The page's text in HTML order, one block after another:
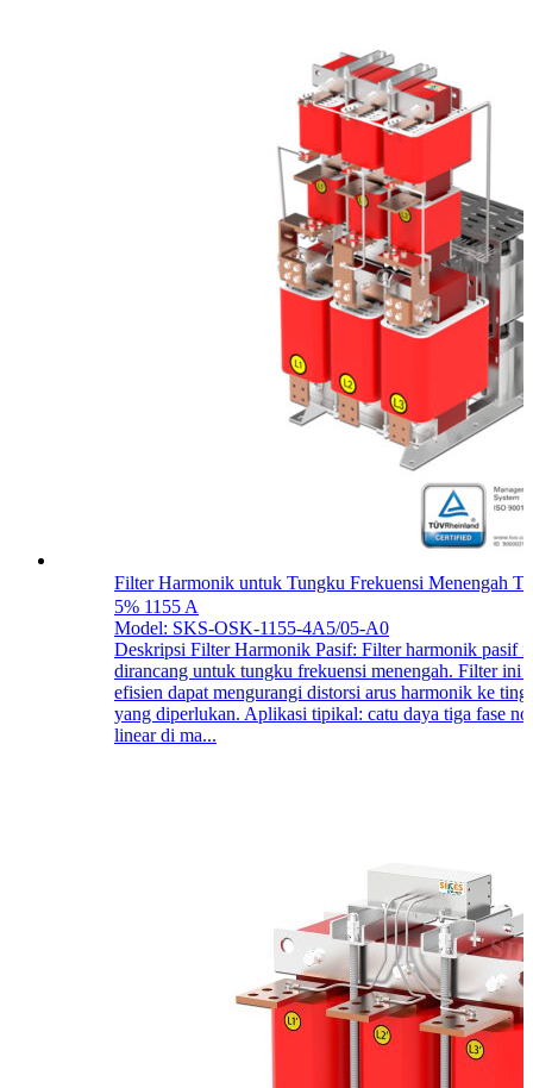
Filter Harmonik untuk Tungku Frekuensi Menengah
5% 1155 A
Model: SKS-OSK-1155-4A5/05-A0
Deskripsi Filter Harmonik Pasif: Filter harmonik pasif
dirancang untuk tungku frekuensi menengah. Filter ini
efisien dapat mengurangi distorsi arus harmonik ke
yang diperlukan. Aplikasi tipikal: catu daya tiga fase
linear di ma...